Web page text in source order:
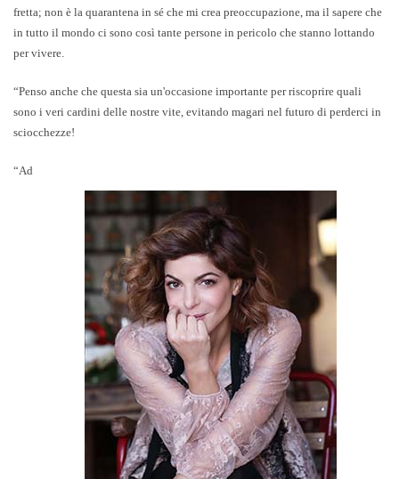
fretta; non è la quarantena in sé che mi crea preoccupazione, ma il sapere che
in tutto il mondo ci sono così tante persone in pericolo che stanno lottando
per vivere.
“Penso anche che questa sia un'occasione importante per riscoprire quali
sono i veri cardini delle nostre vite, evitando magari nel futuro di perderci in
sciocchezze!
“Ad